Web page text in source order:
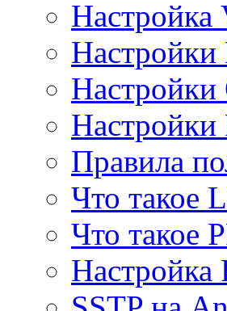
Настройка
Настройки
Настройки
Настройки
Правила
Что такое
Что такое
Настройка